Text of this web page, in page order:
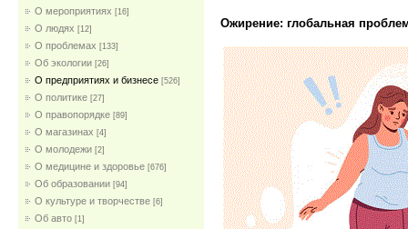
О мероприятиях [16]
О людях [12]
О проблемах [133]
Об экологии [26]
О предприятиях и бизнесе [526]
О политике [27]
О правопорядке [89]
О магазинах [4]
О молодежи [2]
О медицине и здоровье [676]
Об образовании [94]
О культуре и творчестве [6]
Об авто [1]
Ожирение: глобальная